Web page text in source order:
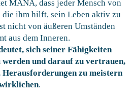
MANA, dass jeder Mensch von
die ihm hilft, sein Leben aktiv zu
nicht von äußeren Umständen
aus dem Inneren.
sich seiner Fähigkeiten
werden und darauf zu vertrauen,
zu meistern
.